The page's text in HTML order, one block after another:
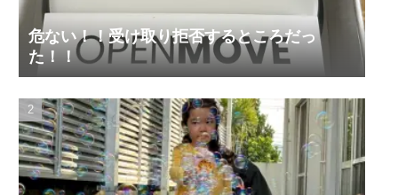
危ない！！受け取り拒否するところだっ
た！！